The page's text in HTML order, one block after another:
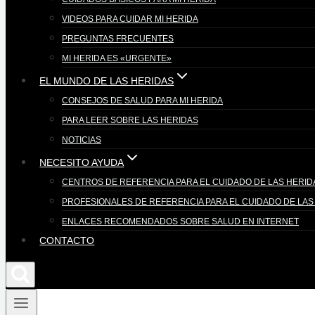
VIDEOS PARA CUIDAR MI HERIDA
PREGUNTAS FRECUENTES
MI HERIDA ES «URGENTE»
EL MUNDO DE LAS HERIDAS
CONSEJOS DE SALUD PARA MI HERIDA
PARA LEER SOBRE LAS HERIDAS
NOTICIAS
NECESITO AYUDA
CENTROS DE REFERENCIA PARA EL CUIDADO DE LAS
PROFESIONALES DE REFERENCIA PARA EL CUIDADO DE
ENLACES RECOMENDADOS SOBRE SALUD EN INTERNET
CONTACTO